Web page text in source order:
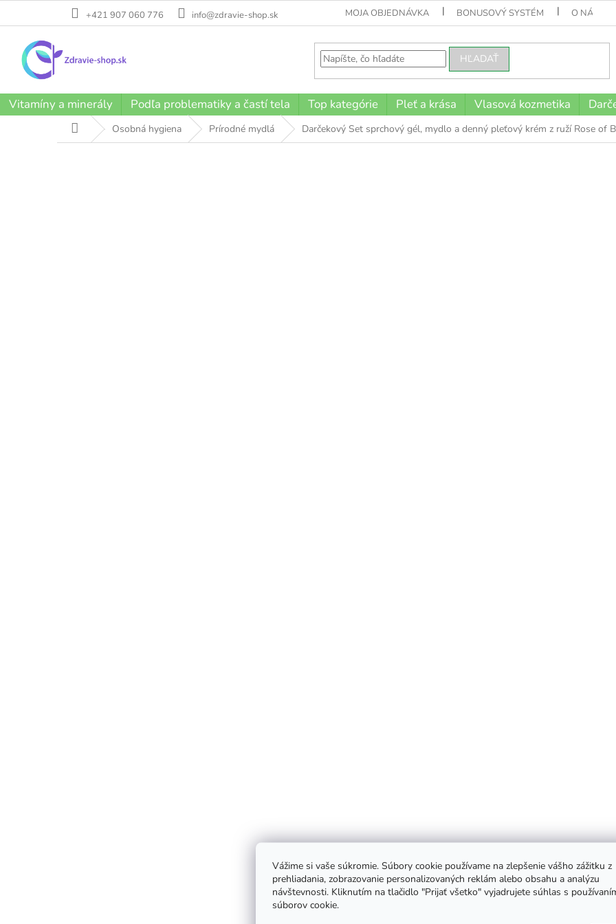
Vážime si vaše súkromie. Súbory cookie používame na zlepšenie vášho zážitku z
prehliadania, zobrazovanie personalizovaných reklám alebo obsahu a analýzu
návštevnosti. Kliknutím na tlačidlo "Prijať všetko" vyjadrujete súhlas s
súborov cookie.
+421 907 060 776 info@zdravie-shop.sk MOJA OBJEDNÁVKA BONUSOVÝ SYSTÉM O NÁS
HĽADAŤ
Vitamíny a minerály Podľa problematiky a častí tela Top kategórie Pleť a krása Vlasová kozmetika
DomovOsobná hygiena Prírodné mydlá Darčekový Set sprchový gél, mydlo a denný pleťový krém z ruží Rose of